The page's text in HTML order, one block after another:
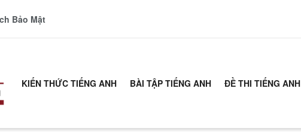
Bảo Mật
KIẾN THỨC TIẾNG ANH BÀI TẬP TIẾNG ANH ĐỀ THI TIẾNG ANH